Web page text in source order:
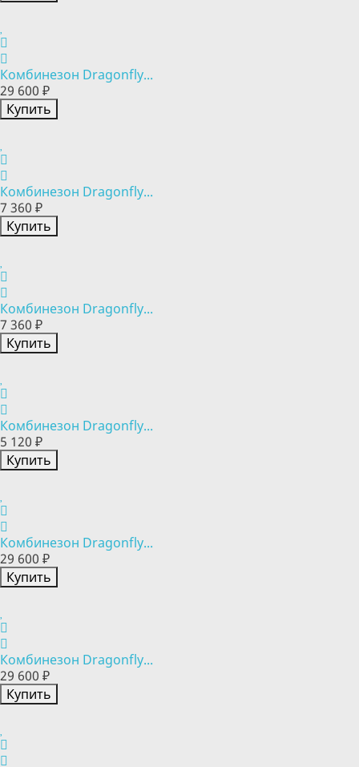
Комбинезон Dragonfly...
29 600 ₽
Купить
Комбинезон Dragonfly...
7 360 ₽
Купить
Комбинезон Dragonfly...
7 360 ₽
Купить
Комбинезон Dragonfly...
5 120 ₽
Купить
Комбинезон Dragonfly...
29 600 ₽
Купить
Комбинезон Dragonfly...
29 600 ₽
Купить